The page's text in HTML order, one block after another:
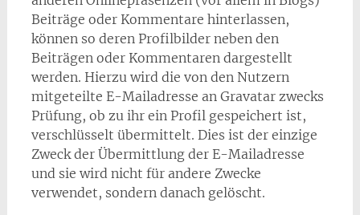
Beiträge oder Kommentare hinterlassen,
können so deren Profilbilder neben den
Beiträgen oder Kommentaren dargestellt
werden. Hierzu wird die von den Nutzern
mitgeteilte E-Mailadresse an Gravatar zwecks
Prüfung, ob zu ihr ein Profil gespeichert ist,
verschlüsselt übermittelt. Dies ist der einzige
Zweck der Übermittlung der E-Mailadresse
und sie wird nicht für andere Zwecke
verwendet, sondern danach gelöscht.